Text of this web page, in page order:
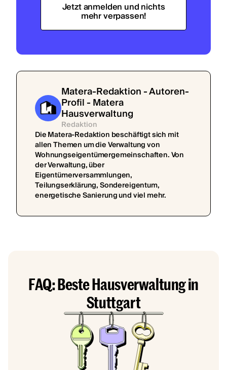
Jetzt anmelden und nichts
mehr verpassen!
Matera-Redaktion - Autoren-
Profil - Matera
Hausverwaltung
Redaktion
Die Matera-Redaktion beschäftigt sich mit
allen Themen um die Verwaltung von
Wohnungseigentümergemeinschaften. Von
der Verwaltung, über
Eigentümerversammlungen,
Teilungserklärung, Sondereigentum,
energetische Sanierung und viel mehr.
FAQ: Beste Hausverwaltung in
Stuttgart